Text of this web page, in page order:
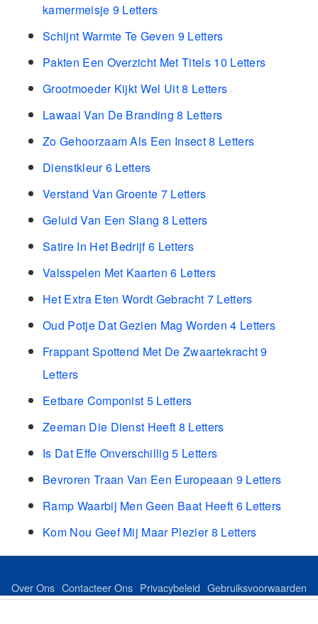
kamermeisje 9 Letters
Schijnt Warmte Te Geven 9 Letters
Pakten Een Overzicht Met Titels 10 Letters
Grootmoeder Kijkt Wel Uit 8 Letters
Lawaai Van De Branding 8 Letters
Zo Gehoorzaam Als Een Insect 8 Letters
Dienstkleur 6 Letters
Verstand Van Groente 7 Letters
Geluid Van Een Slang 8 Letters
Satire In Het Bedrijf 6 Letters
Valsspelen Met Kaarten 6 Letters
Het Extra Eten Wordt Gebracht 7 Letters
Oud Potje Dat Gezien Mag Worden 4 Letters
Frappant Spottend Met De Zwaartekracht 9
Letters
Eetbare Componist 5 Letters
Zeeman Die Dienst Heeft 8 Letters
Is Dat Effe Onverschillig 5 Letters
Bevroren Traan Van Een Europeaan 9 Letters
Ramp Waarbij Men Geen Baat Heeft 6 Letters
Kom Nou Geef Mij Maar Plezier 8 Letters
Over Ons Contacteer Ons Privacybeleid Gebruiksvoorwaarden